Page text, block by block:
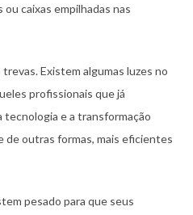
caixas empilhadas nas
Existem algumas luzes no
profissionais que já
e a transformação
de outras formas, mais eficientes
pesado para que seus